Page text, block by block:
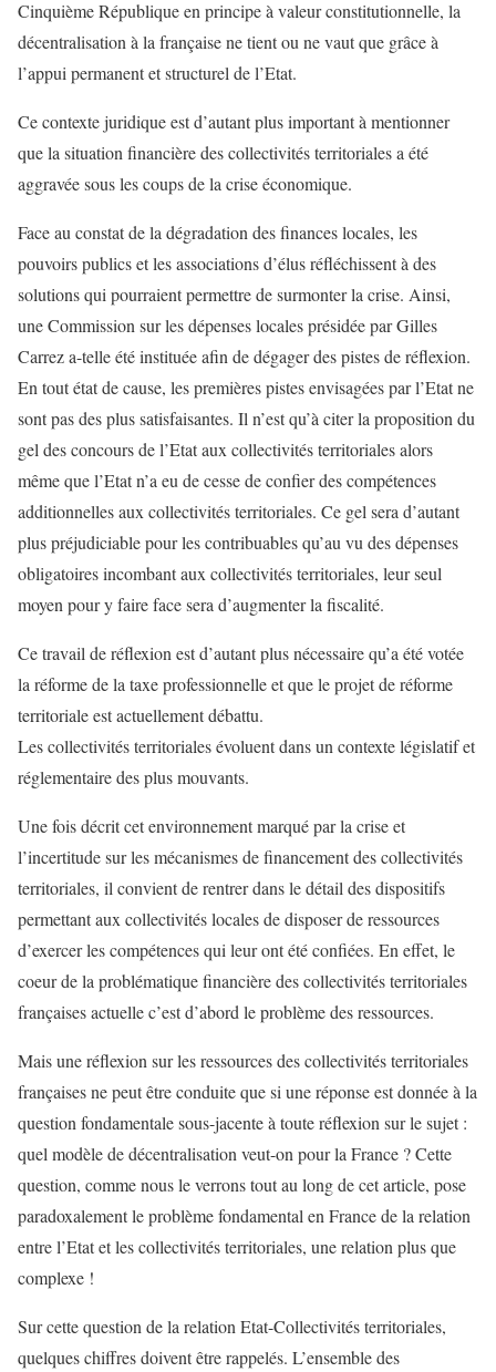
Cinquième République en principe à valeur constitutionnelle, la
décentralisation à la française ne tient ou ne vaut que grâce à
l’appui permanent et structurel de l’Etat.
Ce contexte juridique est d’autant plus important à mentionner
que la situation financière des collectivités territoriales a été
aggravée sous les coups de la crise économique.
Face au constat de la dégradation des finances locales, les
pouvoirs publics et les associations d’élus réfléchissent à des
solutions qui pourraient permettre de surmonter la crise. Ainsi,
une Commission sur les dépenses locales présidée par Gilles
Carrez a-telle été instituée afin de dégager des pistes de réflexion.
En tout état de cause, les premières pistes envisagées par l’Etat ne
sont pas des plus satisfaisantes. Il n’est qu’à citer la proposition du
gel des concours de l’Etat aux collectivités territoriales alors
même que l’Etat n’a eu de cesse de confier des compétences
additionnelles aux collectivités territoriales. Ce gel sera d’autant
plus préjudiciable pour les contribuables qu’au vu des dépenses
obligatoires incombant aux collectivités territoriales, leur seul
moyen pour y faire face sera d’augmenter la fiscalité.
Ce travail de réflexion est d’autant plus nécessaire qu’a été votée
la réforme de la taxe professionnelle et que le projet de réforme
territoriale est actuellement débattu.
Les collectivités territoriales évoluent dans un contexte législatif et
réglementaire des plus mouvants.
Une fois décrit cet environnement marqué par la crise et
l’incertitude sur les mécanismes de financement des collectivités
territoriales, il convient de rentrer dans le détail des dispositifs
permettant aux collectivités locales de disposer de ressources
d’exercer les compétences qui leur ont été confiées. En effet, le
coeur de la problématique financière des collectivités territoriales
françaises actuelle c’est d’abord le problème des ressources.
Mais une réflexion sur les ressources des collectivités territoriales
françaises ne peut être conduite que si une réponse est donnée à la
question fondamentale sous-jacente à toute réflexion sur le sujet :
quel modèle de décentralisation veut-on pour la France ? Cette
question, comme nous le verrons tout au long de cet article, pose
paradoxalement le problème fondamental en France de la relation
entre l’Etat et les collectivités territoriales, une relation plus que
complexe !
Sur cette question de la relation Etat-Collectivités territoriales,
quelques chiffres doivent être rappelés. L’ensemble des